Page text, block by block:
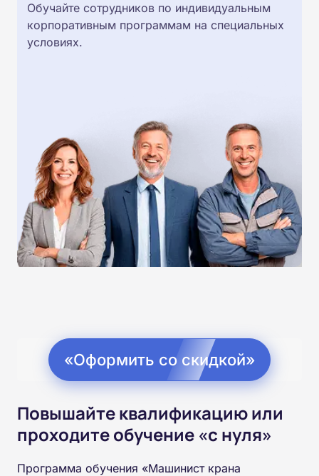
Обучайте сотрудников по индивидуальным
корпоративным программам на специальных
условиях.
«Оформить со скидкой»
Повышайте квалификацию или
проходите обучение «с нуля»
Программа обучения «Машинист крана